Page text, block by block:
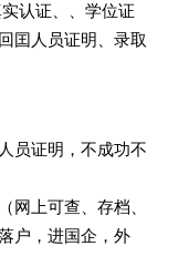
认证、、学位证
囯人员证明、录取
员证明，不成功不
上可查、存档、
户，进国企，外